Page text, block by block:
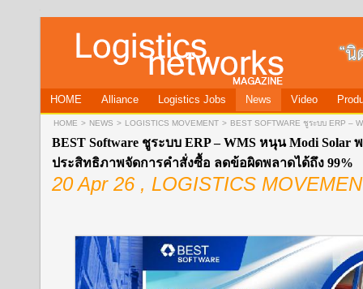
HOME Alliance Logistics Jobs News Video
HOME > NEWS > LOGISTICS MOVEMENT > BEST SOFTWARE ชูระบบ ERP
BEST Software ชูระบบ ERP – WMS หนุน Modi
ประสิทธิภาพจัดการคำสั่งซื้อ ลดข้อผิดพลาดได้ถึง 99%
20 Apr 26 , LOGISTICS